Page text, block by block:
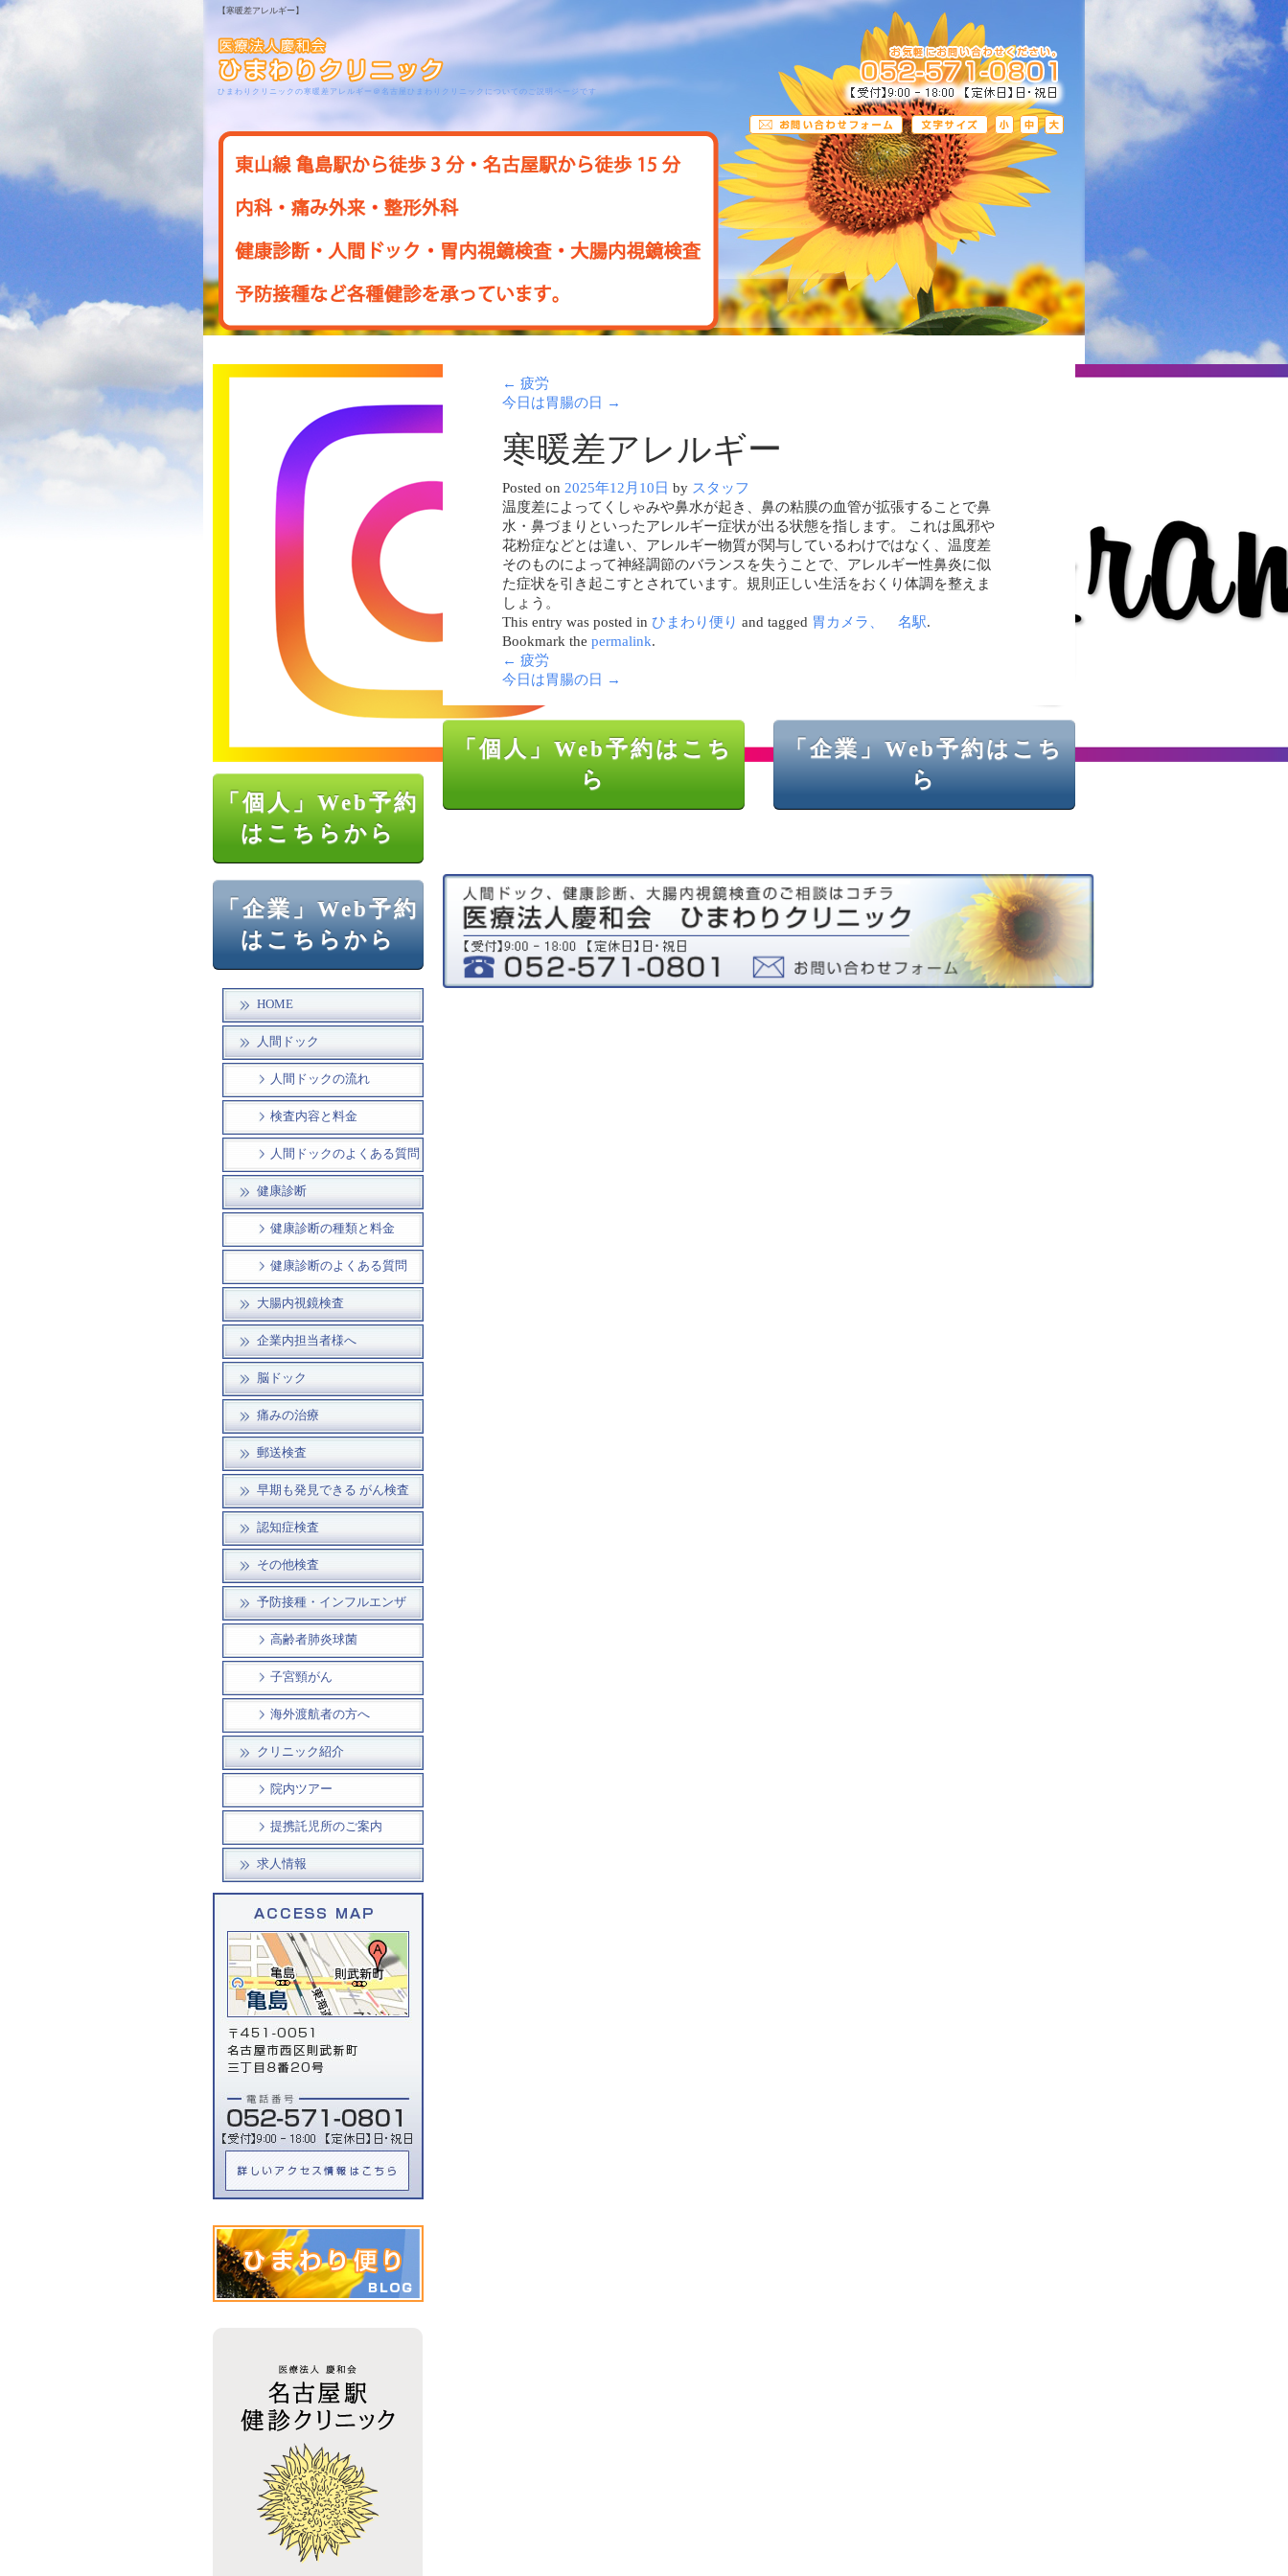
【寒暖差アレルギー】
ひまわりクリニックの寒暖差アレルギー＠名古屋ひまわりクリニックについてのご説明ページです
「個人」Web予約
はこちらから
「企業」Web予約
はこちらから
HOME
人間ドック
人間ドックの流れ
検査内容と料金
人間ドックのよくある質問
健康診断
健康診断の種類と料金
健康診断のよくある質問
大腸内視鏡検査
企業内担当者様へ
脳ドック
痛みの治療
郵送検査
早期も発見できる がん検査
認知症検査
その他検査
予防接種・インフルエンザ
高齢者肺炎球菌
子宮頸がん
海外渡航者の方へ
クリニック紹介
院内ツアー
提携託児所のご案内
求人情報
← 疲労
今日は胃腸の日
→
寒暖差アレルギー
Posted on 2025年12月10日 by スタッフ
温度差によってくしゃみや鼻水が起き、鼻の粘膜の血管が拡張することで鼻
水・鼻づまりといったアレルギー症状が出る状態を指します。 これは風邪や
花粉症などとは違い、アレルギー物質が関与しているわけではなく、温度差
そのものによって神経調節のバランスを失うことで、アレルギー性鼻炎に似
た症状を引き起こすとされています。規則正しい生活をおくり体調を整えま
しょう。
This entry was posted in ひまわり便り and tagged 胃カメラ、 名駅.
Bookmark the permalink.
← 疲労
今日は胃腸の日
→
「個人」Web予約はこち
ら
「企業」Web予約はこち
ら